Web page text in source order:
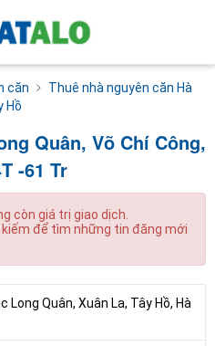
căn
Thuê nhà nguyên căn Hà
Hồ
Quân, Võ Chí Công,
-61 Tr
còn giá trị giao dịch.
để tìm những tin đăng mới
Long Quân, Xuân La, Tây Hồ, Hà